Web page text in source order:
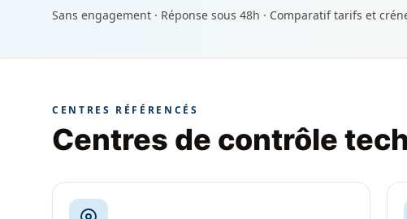
Sans engagement · Réponse sous 48h · Comparatif tarifs et
CENTRES RÉFÉRENCÉS
Centres de contrôle